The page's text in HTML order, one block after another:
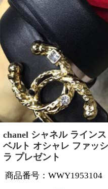
chanel シャネル ライン
ベルト オシャレ ファッ
ラ プレゼント
商品番号：WWY1953104